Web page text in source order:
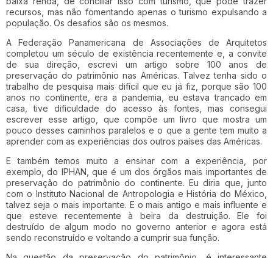
recursos, mas não fomentando apenas o turismo expulsando a
população. Os desafios são os mesmos.
A Federação Panamericana de Associações de Arquitetos
completou um século de existência recentemente e, a convite
de sua direção, escrevi um artigo sobre 100 anos de
preservação do patrimônio nas Américas. Talvez tenha sido o
trabalho de pesquisa mais difícil que eu já fiz, porque são 100
anos no continente, era a pandemia, eu estava trancado em
casa, tive dificuldade do acesso às fontes, mas consegui
escrever esse artigo, que compõe um livro que mostra um
pouco desses caminhos paralelos e o que a gente tem muito a
aprender com as experiências dos outros países das Américas.
E também temos muito a ensinar com a experiência, por
exemplo, do IPHAN, que é um dos órgãos mais importantes de
preservação do patrimônio do continente. Eu diria que, junto
com o Instituto Nacional de Antropologia e História do México,
talvez seja o mais importante. E o mais antigo e mais influente e
que esteve recentemente à beira da destruição. Ele foi
destruído de algum modo no governo anterior e agora está
sendo reconstruído e voltando a cumprir sua função.